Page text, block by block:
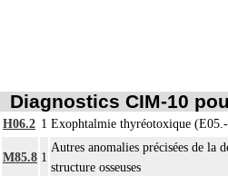
Diagnostics CIM-10
H06.2 1 Exophtalmie thyréotoxique
M85.8 1
Autres anomalies précisées de la
structure osseuses